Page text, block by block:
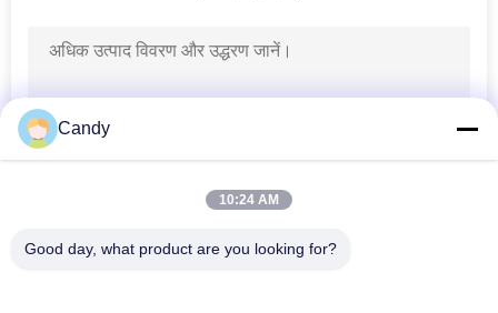
Candy
10:24 AM
Good day, what product are you looking for?